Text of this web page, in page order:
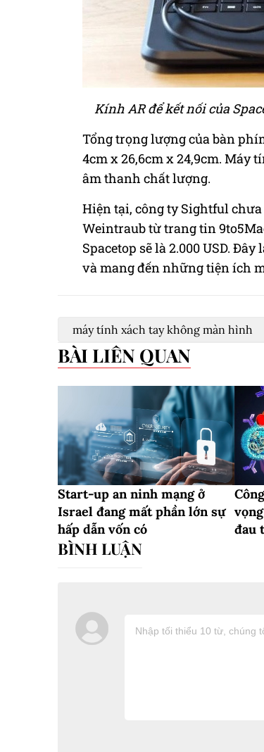
Kính AR để kết nối của
Tổng trọng lượng của bàn
4cm x 26,6cm x 24,9cm. Máy
âm thanh chất lượng.
Hiện tại, công ty Sightful
Weintraub từ trang tin
Spacetop sẽ là 2.000 USD.
và mang đến những tiện ích
máy tính xách tay không màn hình
BÀI LIÊN QUAN
Start-up an ninh mạng ở
Israel đang mất phần lớn sự
hấp dẫn vốn có
đau